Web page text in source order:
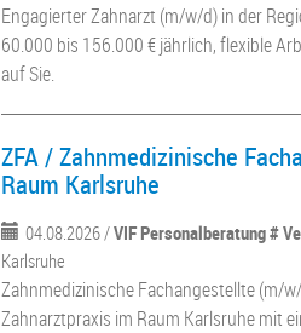
Engagierter Zahnarzt (m/w/d) in der
60.000 bis 156.000 € jährlich, flexible
auf Sie.
ZFA / Zahnmedizinische
Raum Karlsruhe
04.08.2026 /VIF Personalberatung #
Karlsruhe
Zahnmedizinische Fachangestellte (m/
Zahnarztpraxis im Raum Karlsruhe mit